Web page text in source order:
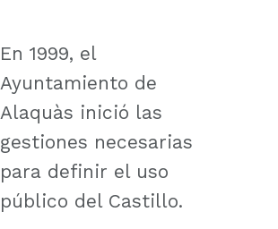
En 1999, el
Ayuntamiento de
Alaquàs inició las
gestiones necesarias
para definir el uso
público del Castillo.